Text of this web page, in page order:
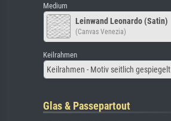
Medium
Leinwand Leonardo (Satin)
(Canvas Venezia)
Keilrahmen
Keilrahmen - Motiv seitlich gespiegelt
Glas & Passepartout